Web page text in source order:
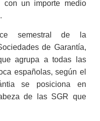
con un importe medio
semestral de la
de Garantía,
agrupa a todas las
españolas, según el
se posiciona en
de las SGR que